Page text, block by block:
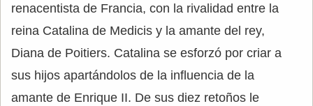
renacentista de Francia, con la rivalidad entre la
reina Catalina de Medicis y la amante del rey,
Diana de Poitiers. Catalina se esforzó por criar a
sus hijos apartándolos de la influencia de la
amante de Enrique II. De sus diez retoños le